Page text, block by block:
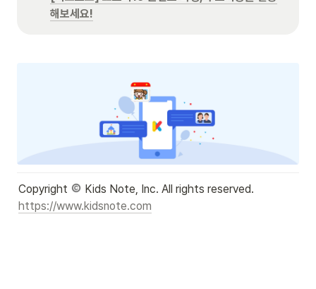
해보세요!
Copyright
https://www.kidsnote.com